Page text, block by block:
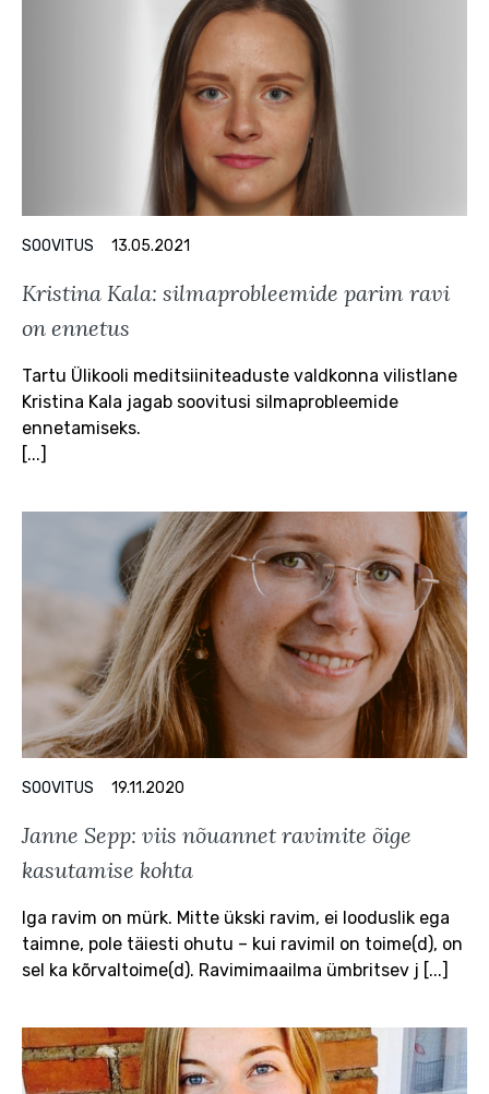
Kristina Kala: silmaprobleemide parim ravi
on ennetus
Tartu Ülikooli meditsiiniteaduste valdkonna vilistlane
Kristina Kala jagab soovitusi silmaprobleemide
ennetamiseks.
[...]
SOOVITUS 13.05.2021
Janne Sepp: viis nõuannet ravimite õige
kasutamise kohta
Iga ravim on mürk. Mitte ükski ravim, ei looduslik ega
taimne, pole täiesti ohutu – kui ravimil on toime(d), on
sel ka kõrvaltoime(d). Ravimimaailma ümbritsev j [...]
SOOVITUS 19.11.2020